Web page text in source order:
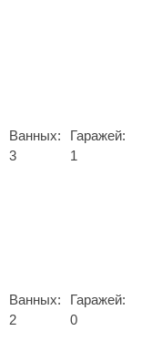
Ванных:
3
Гаражей:
1
Ванных:
2
Гаражей:
0